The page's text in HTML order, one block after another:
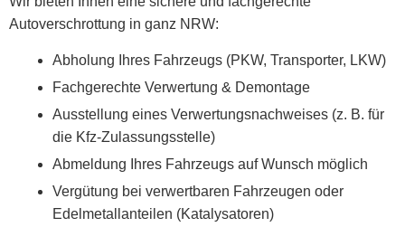
Autoverschrottung in ganz NRW:
Abholung Ihres Fahrzeugs (PKW, Transporter, LKW)
Fachgerechte Verwertung & Demontage
Ausstellung eines Verwertungsnachweises (z. B. für
die Kfz-Zulassungsstelle)
Abmeldung Ihres Fahrzeugs auf Wunsch möglich
Vergütung bei verwertbaren Fahrzeugen oder
Edelmetallanteilen (Katalysatoren)